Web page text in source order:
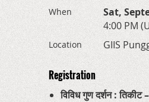
When
Sat,
4:00 PM
Location GIIS
Registration
विविध गुण दर्शन :